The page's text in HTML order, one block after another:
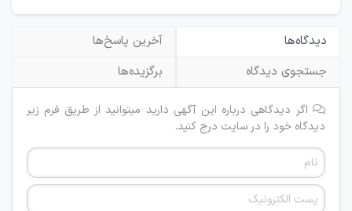
دیدگاه‌ها
آخرین پاسخ‌ها
جستجوی دیدگاه
برگزیده‌ها
اگر دیدگاهی درباره این آگهی دارید میتوانید از طریق فرم زیر
دیدگاه خود را در سایت درج کنید.